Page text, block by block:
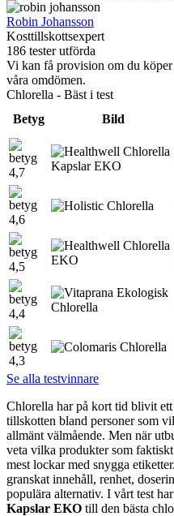
Robin Johansson
Kosttillskottsexpert
186 tester utförda
Vi kan få provision om du
våra omdömen.
Chlorella - Bäst i test
Betyg
Bild
4,7
4,6
4,5
4,4
4,3
Se alla testvinnare
Chlorella har på kort tid blivit ett
tillskotten bland personer som
allmänt välmående. Men när
veta vilka produkter som
mest lockar med snygga
granskat innehåll, renhet,
populära alternativ. I vårt test
Kapslar EKO till den bästa